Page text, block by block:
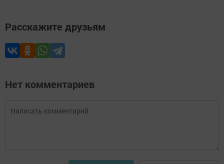
Расскажите друзьям
Нет комментариев